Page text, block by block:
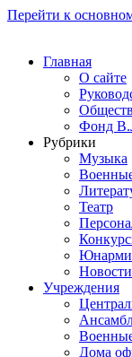
Перейти к
Главная
О сайте
Фонд
Рубрики
Музыка
Театр
Новости
Учреждения
Дома